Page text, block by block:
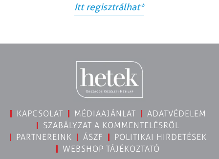
Itt regisztrálhat*
KAPCSOLAT MÉDIAAJÁNLAT
ADATVÉDELEM
SZABÁLYZAT A KOMMENTELÉSRŐL
PARTNEREINK
ÁSZF
POLITIKAI HIRDETÉSEK
WEBSHOP TÁJÉKOZTATÓ